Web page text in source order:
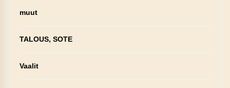
muut
TALOUS, SOTE
Vaalit